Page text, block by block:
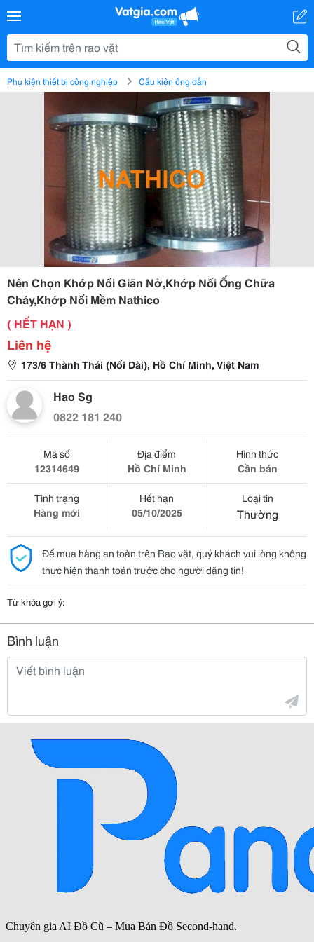
Phụ kiện thiết bị công nghiệp Cấu kiện ống dẫn
Nên Chọn Khớp Nối Giãn Nở,Khớp Nối Ống Chữa
Cháy,Khớp Nối Mềm Nathico
( HẾT HẠN )
Liên hệ
173/6 Thành Thái (Nối Dài), Hồ Chí Minh, Việt Nam
Hao Sg
0822 181 240
Mã số
12314649
Địa điểm
Hồ Chí Minh
Hình thức
Cần bán
Tình trạng
Hàng mới
Hết hạn
05/10/2025
Loại tin
Thường
Để mua hàng an toàn trên Rao vặt, quý khách vui lòng không
thực hiện thanh toán trước cho người đăng tin!
Từ khóa gợi ý:
Bình luận